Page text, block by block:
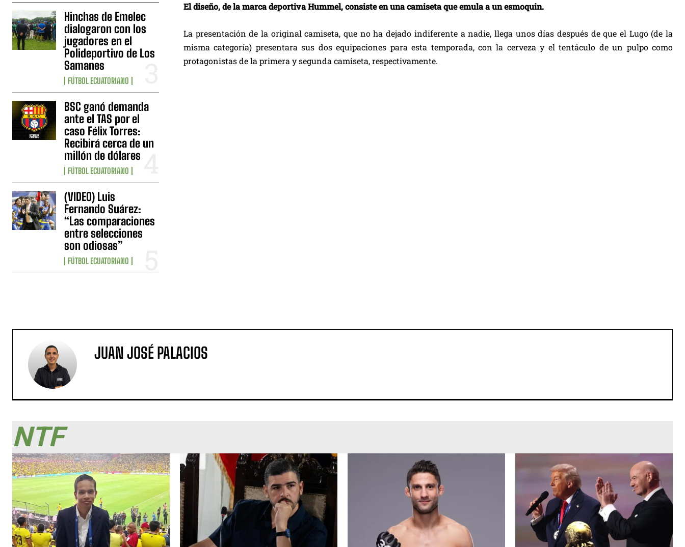
Hinchas de Emelec
dialogaron con los
jugadores en el
Polideportivo de Los
Samanes
FÚTBOL ECUATORIANO
BSC ganó demanda
ante el TAS por el
caso Félix Torres:
Recibirá cerca de un
millón de dólares
FÚTBOL ECUATORIANO
(VIDEO) Luis
Fernando Suárez:
“Las comparaciones
entre selecciones
son odiosas”
FÚTBOL ECUATORIANO
El diseño, de la marca deportiva Hummel, consiste en una camiseta que emula a un esmoquin.
La presentación de la original camiseta, que no ha dejado indiferente a nadie, llega unos días después de que el Lugo (de la
misma categoría) presentara sus dos equipaciones para esta temporada, con la cerveza y el tentáculo de un pulpo como
protagonistas de la primera y segunda camiseta, respectivamente.
JUAN JOSÉ PALACIOS
NTF